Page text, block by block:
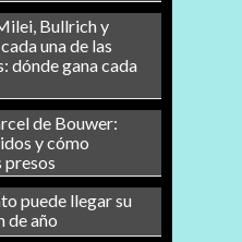
Bullrich y
una de las
dónde gana cada
de Bouwer:
y cómo
presos
puede llegar su
de año